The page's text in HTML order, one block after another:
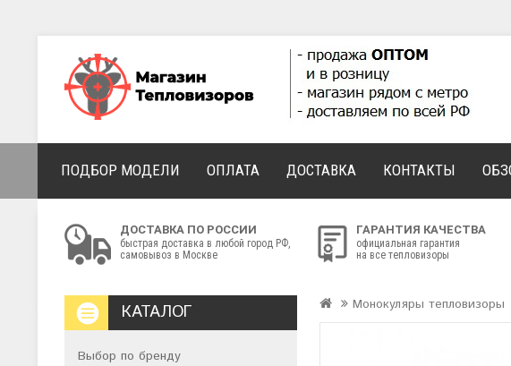
ПОДБОР МОДЕЛИ ОПЛАТА ДОСТАВКА КОНТАКТЫ
ДОСТАВКА ПО РОССИИ
быстрая доставка в любой город РФ,
самовывоз в Москве
ГАРАНТИЯ КАЧЕСТВА
официальная гарантия
на все тепловизоры
КАТАЛОГ
Выбор по бренду
Монокуляры тепловизоры